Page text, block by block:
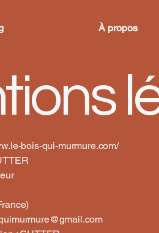
À propos
bois-qui-murmure.com/